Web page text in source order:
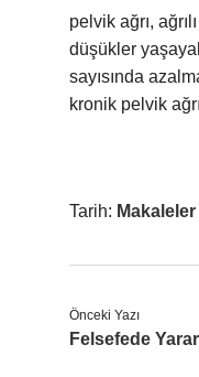
pelvik ağrı,
düşükler
sayısında
kronik pelvik
Tarih: Makaleler
Önceki Yazı
Felsefede